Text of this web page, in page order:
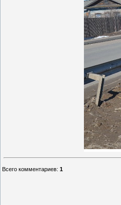
Всего комментариев: 1